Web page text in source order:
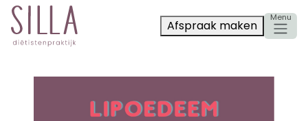
Afspraak maken